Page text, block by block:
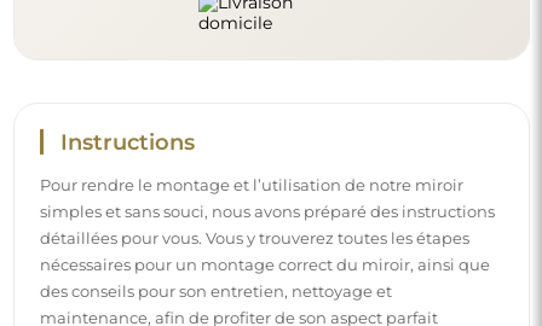
Instructions
Pour rendre le montage et l’utilisation de notre miroir
simples et sans souci, nous avons préparé des instructions
détaillées pour vous. Vous y trouverez toutes les étapes
nécessaires pour un montage correct du miroir, ainsi que
des conseils pour son entretien, nettoyage et
maintenance, afin de profiter de son aspect parfait